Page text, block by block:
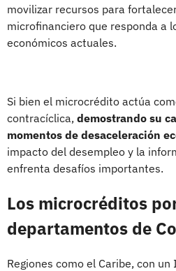
movilizar recursos para
microfinanciero que responda a
económicos actuales.
Si bien el microcrédito actúa
contracíclica, demostrando su
momentos de desaceleración
impacto del desempleo y la
enfrenta desafíos importantes.
Los microcréditos
departamentos de
Regiones como el Caribe, con